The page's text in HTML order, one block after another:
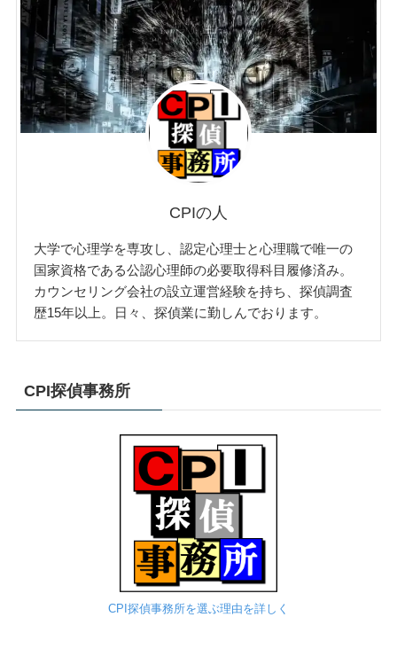
CPIの人
大学で心理学を専攻し、認定心理士と心理職で唯一の
国家資格である公認心理師の必要取得科目履修済み。
カウンセリング会社の設立運営経験を持ち、探偵調査
歴15年以上。日々、探偵業に勤しんでおります。
CPI探偵事務所
CPI探偵事務所を選ぶ理由を詳しく